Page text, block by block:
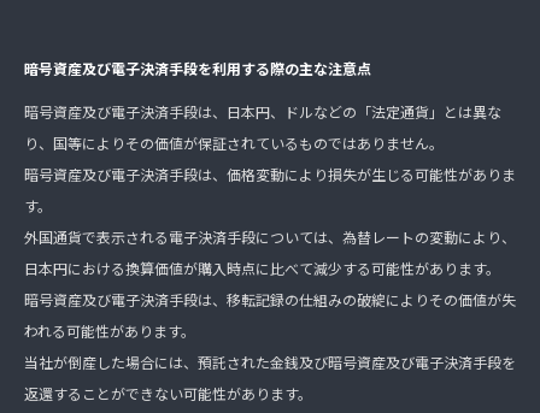
暗号資産及び電子決済手段を利用する際の主な注意点
暗号資産及び電子決済手段は、日本円、ドルなどの「法定通貨」とは異な
り、国等によりその価値が保証されているものではありません。
暗号資産及び電子決済手段は、価格変動により損失が生じる可能性がありま
す。
外国通貨で表示される電子決済手段については、為替レートの変動により、
日本円における換算価値が購入時点に比べて減少する可能性があります。
暗号資産及び電子決済手段は、移転記録の仕組みの破綻によりその価値が失
われる可能性があります。
当社が倒産した場合には、預託された金銭及び暗号資産及び電子決済手段を
返還することができない可能性があります。